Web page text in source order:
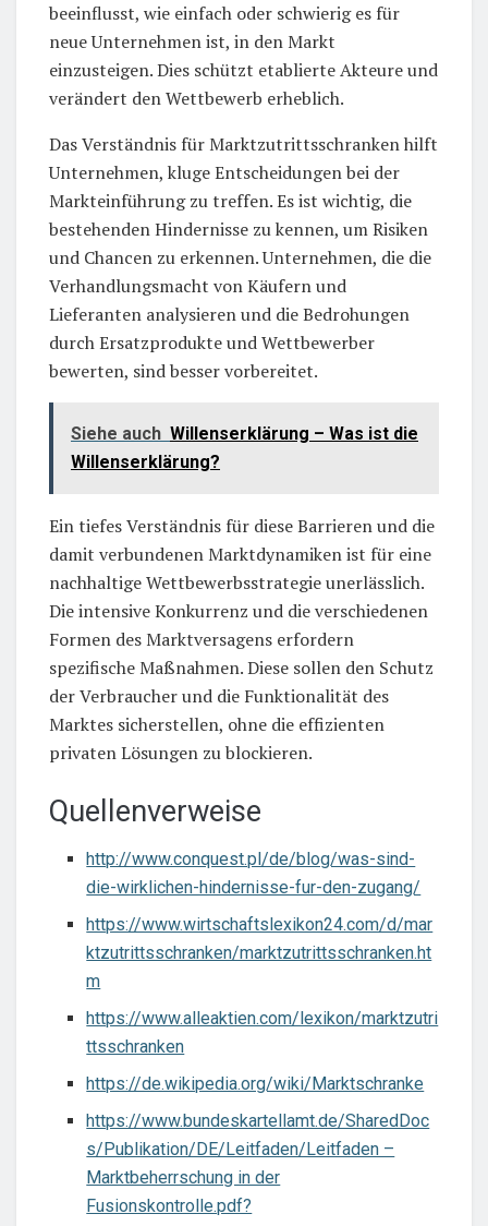
beeinflusst, wie einfach oder schwierig es für
neue Unternehmen ist, in den Markt
einzusteigen. Dies schützt etablierte Akteure und
verändert den Wettbewerb erheblich.
Das Verständnis für Marktzutrittsschranken hilft
Unternehmen, kluge Entscheidungen bei der
Markteinführung zu treffen. Es ist wichtig, die
bestehenden Hindernisse zu kennen, um Risiken
und Chancen zu erkennen. Unternehmen, die die
Verhandlungsmacht von Käufern und
Lieferanten analysieren und die Bedrohungen
durch Ersatzprodukte und Wettbewerber
bewerten, sind besser vorbereitet.
Siehe auch Willenserklärung – Was ist die
Willenserklärung?
Ein tiefes Verständnis für diese Barrieren und die
damit verbundenen Marktdynamiken ist für eine
nachhaltige Wettbewerbsstrategie unerlässlich.
Die intensive Konkurrenz und die verschiedenen
Formen des Marktversagens erfordern
spezifische Maßnahmen. Diese sollen den Schutz
der Verbraucher und die Funktionalität des
Marktes sicherstellen, ohne die effizienten
privaten Lösungen zu blockieren.
Quellenverweise
http://www.conquest.pl/de/blog/was-sind-
die-wirklichen-hindernisse-fur-den-zugang/
https://www.wirtschaftslexikon24.com/d/mar
ktzutrittsschranken/marktzutrittsschranken.ht
m
https://www.alleaktien.com/lexikon/marktzutri
ttsschranken
https://de.wikipedia.org/wiki/Marktschranke
https://www.bundeskartellamt.de/SharedDoc
s/Publikation/DE/Leitfaden/Leitfaden –
Marktbeherrschung in der
Fusionskontrolle.pdf?